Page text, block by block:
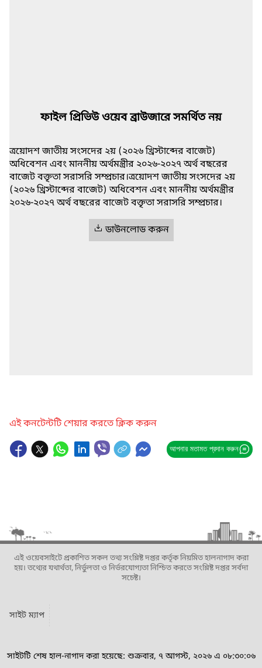
ফাইল প্রিভিউ ওয়েব ব্রাউজারে সমর্থিত নয়
ত্রয়োদশ জাতীয় সংসদের ২য় (২০২৬ খ্রিস্টাব্দের বাজেট)
অধিবেশন এবং মাননীয় অর্থমন্ত্রীর ২০২৬-২০২৭ অর্থ বছরের
বাজেট বক্তৃতা সরাসরি সম্প্রচার।ত্রয়োদশ জাতীয় সংসদের ২য়
(২০২৬ খ্রিস্টাব্দের বাজেট) অধিবেশন এবং মাননীয় অর্থমন্ত্রীর
২০২৬-২০২৭ অর্থ বছরের বাজেট বক্তৃতা সরাসরি সম্প্রচার।
ডাউনলোড করুন
এই কনটেন্টটি শেয়ার করতে ক্লিক করুন
আপনার মতামত প্রদান করুন
এই ওয়েবসাইটে প্রকাশিত সকল তথ্য সংশ্লিষ্ট দপ্তর কর্তৃক নিয়মিত হালনাগাদ করা
হয়। তথ্যের যথার্থতা, নির্ভুলতা ও নির্ভরযোগ্যতা নিশ্চিত করতে সংশ্লিষ্ট দপ্তর সর্বদা
সচেষ্ট।
সাইট ম্যাপ
সাইটটি শেষ হাল-নাগাদ করা হয়েছে: শুক্রবার, ৭ আগস্ট, ২০২৬ এ ০৮:৩০:০৬